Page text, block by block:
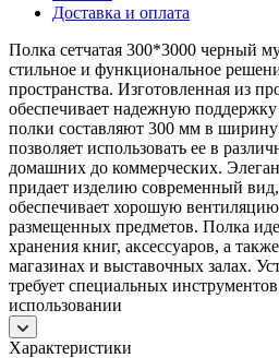
Доставка и оплата
Полка сетчатая 300*3000 черный
стильное и функциональное
пространства. Изготовленная из
обеспечивает надежную
полки составляют 300 мм в
позволяет использовать ее в
домашних до коммерческих.
придает изделию современный вид,
обеспечивает хорошую
размещенных предметов. Полка
хранения книг, аксессуаров, а
магазинах и выставочных залах.
требует специальных
использовании
Характеристики